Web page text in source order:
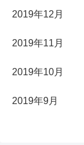
2019年12月
2019年11月
2019年10月
2019年9月